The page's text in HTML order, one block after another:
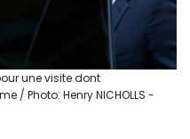
une visite dont
/ Photo: Henry NICHOLLS -